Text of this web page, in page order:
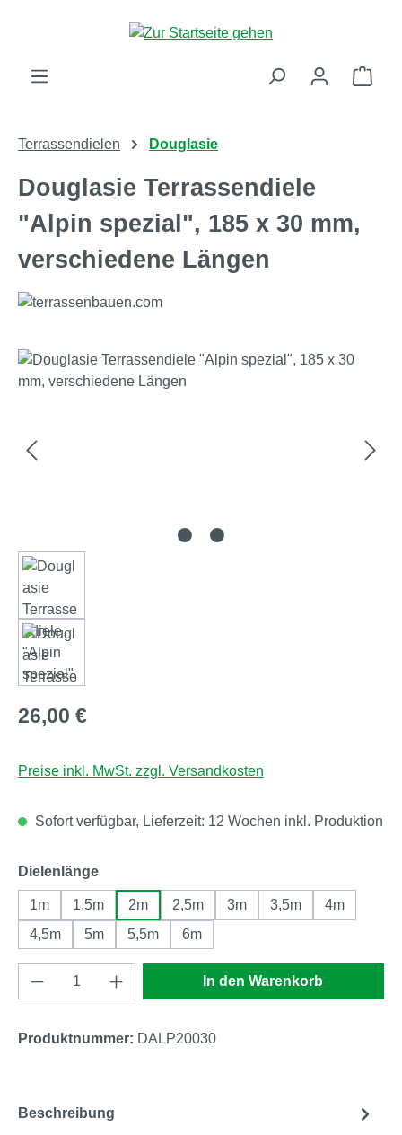
Zum Hauptinhalt springen
Terrassendielen Douglasie
Douglasie Terrassendiele
"Alpin spezial", 185 x 30 mm,
verschiedene Längen
Bildergalerie überspringen
Regulärer Preis:
26,00 €
Preise inkl. MwSt. zzgl. Versandkosten
Sofort verfügbar, Lieferzeit: 12 Wochen inkl. Produktion
Dielenlängeauswählen
1m 1,5m 2m 2,5m 3m 3,5m
4m
4,5m
5m 5,5m 6m
Produkt Anzahl: Gib den gewünschten
In den Warenkorb
Produktnummer: DALP20030
Beschreibung